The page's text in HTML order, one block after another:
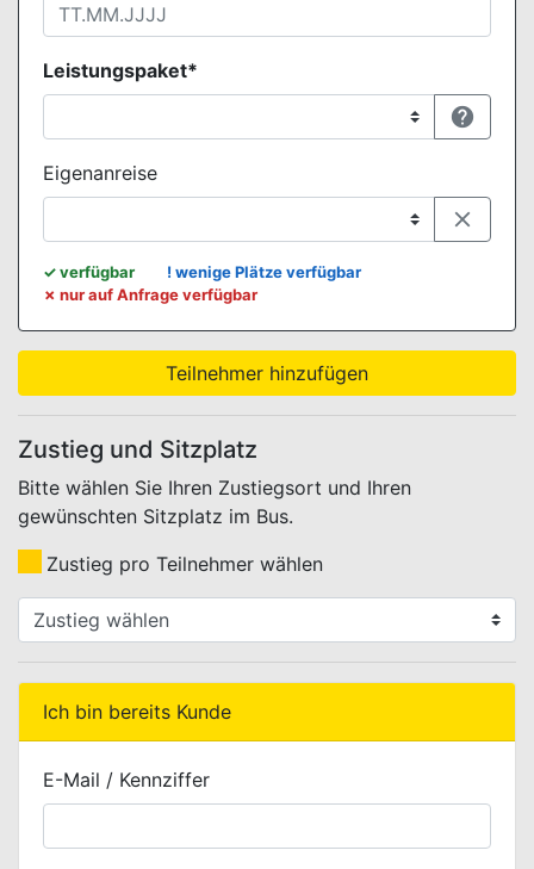
Leistungspaket*

Eigenanreise

WEBBUCHUNG.VIEW.KONTINGENTE.LEGENDE.TITLE
✓verfügbar ! wenige Plätze verfügbar
✗ nur auf Anfrage verfügbar
Teilnehmer hinzufügen
Zustieg und Sitzplatz
Bitte wählen Sie Ihren Zustiegsort und Ihren
gewünschten Sitzplatz im Bus.
Zustieg pro Teilnehmer wählen
WEBBUCHUNG.VIEW.ZUSTIEG.SELECT.LABEL
Ich bin bereits Kunde
E-Mail / Kennziffer